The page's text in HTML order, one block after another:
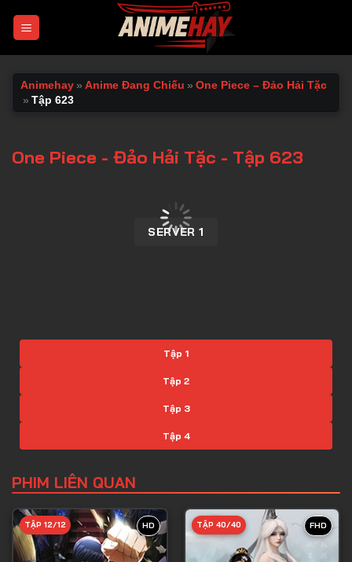
Animehay » Anime Đang Chiếu » One Piece – Đảo Hải Tặc
» Tập 623
One Piece - Đảo Hải Tặc - Tập 623
SERVER 1
Tập 1
Tập 2
Tập 3
Tập 4
Tập 6
Tập 7
Tập 8
PHIM LIÊN QUAN
HD
TẬP 12/12 FHD
TẬP 40/40